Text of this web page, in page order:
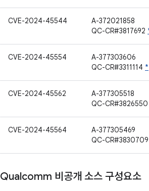
CVE-2024-45544
A-372021858
QC-CR#3817692
CVE-2024-45554
A-377303606
QC-CR#3311114 *
CVE-2024-45562
A-377305518
QC-CR#3826550
CVE-2024-45564
A-377305469
QC-CR#3830709
Qualcomm 비공개 소스 구성요소